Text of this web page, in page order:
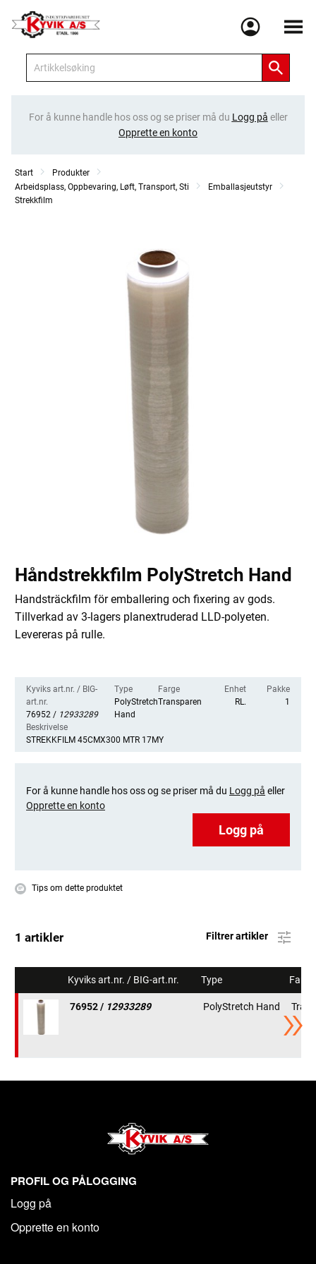
Meny
For å kunne handle hos oss og se priser må du Logg på eller
Opprette en konto
Start
Produkter
Arbeidsplass, Oppbevaring, Løft, Transport, Sti
Emballasjeutstyr
Strekkfilm
Håndstrekkfilm PolyStretch Hand
Handsträckfilm för emballering och fixering av gods.
Tillverkad av 3-lagers planextruderad LLD-polyeten.
Levereras på rulle.
Kyviks art.nr. / BIG-
art.nr.
76952 / 12933289
Type
PolyStretch
Hand
Farge
Transparent
Enhet
RL.
Pakke
1
Beskrivelse
STREKKFILM 45CMX300 MTR 17MY
For å kunne handle hos oss og se priser må du Logg på eller
Opprette en konto
Logg på
Tips om dette produktet
1 artikler Filtrer artikler
Kyviks art.nr. / BIG-art.nr. Type Farge
76952 / 12933289 PolyStretch Hand
PROFIL OG PÅLOGGING
Logg på
Opprette en konto